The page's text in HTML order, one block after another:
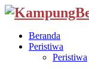
Beranda
Peristiwa
Peristiwa